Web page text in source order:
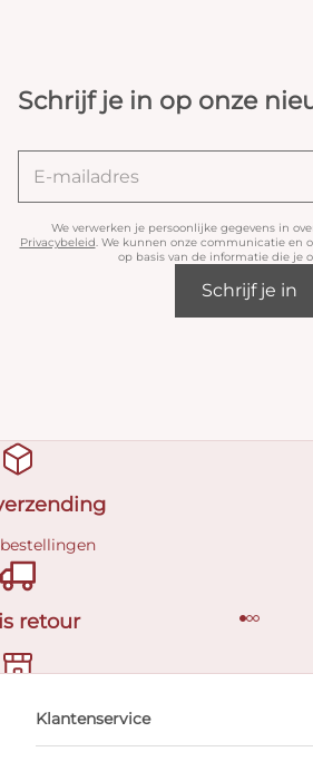
Schrijf je in op onze
We verwerken je persoonlijke gegevens in
Privacybeleid. We kunnen onze communicatie en
op basis van de informatie die je
Schrijf je in
retour
afspraak
Klantenservice